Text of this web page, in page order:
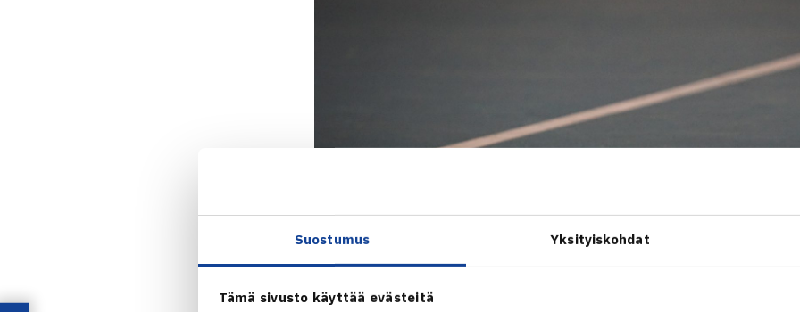
Suostumus Yksityiskohdat
Tämä sivusto käyttää evästeitä